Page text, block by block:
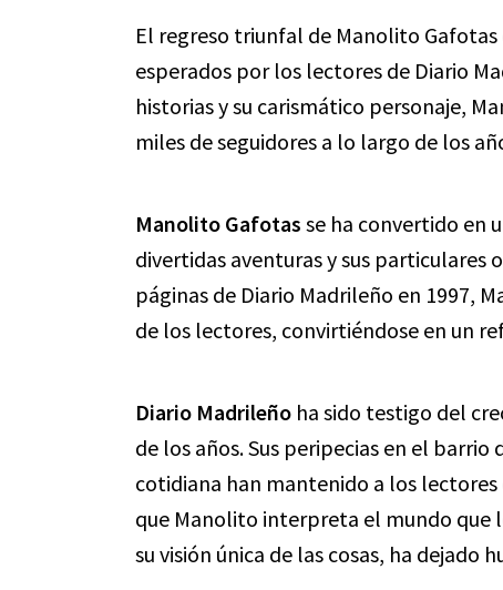
El regreso triunfal de Manolito Gafotas
esperados por los lectores de Diario
historias y su carismático personaje,
miles de seguidores a lo largo de los
Manolito Gafotas se ha convertido en
divertidas aventuras y sus particulares
páginas de Diario Madrileño en 1997,
de los lectores, convirtiéndose en un
Diario Madrileño ha sido testigo del
de los años. Sus peripecias en el
cotidiana han mantenido a los
que Manolito interpreta el mundo que
su visión única de las cosas, ha dejado